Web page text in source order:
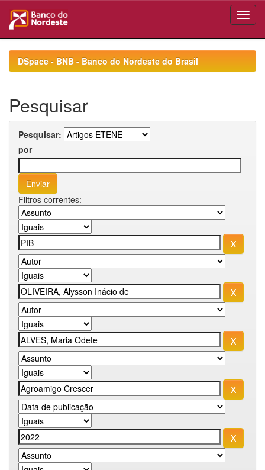
navigationDSpace - BNB - Banco do Nordeste do Brasil
Pesquisar
Pesquisar:
por
Filtros correntes: